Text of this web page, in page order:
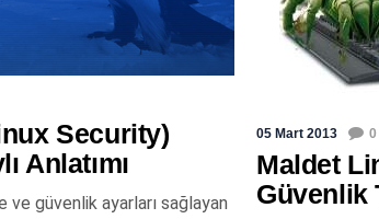
Security)
Anlatımı
güvenlik ayarları sağlayan
05 Mart 2013 0
Maldet
Güvenlik